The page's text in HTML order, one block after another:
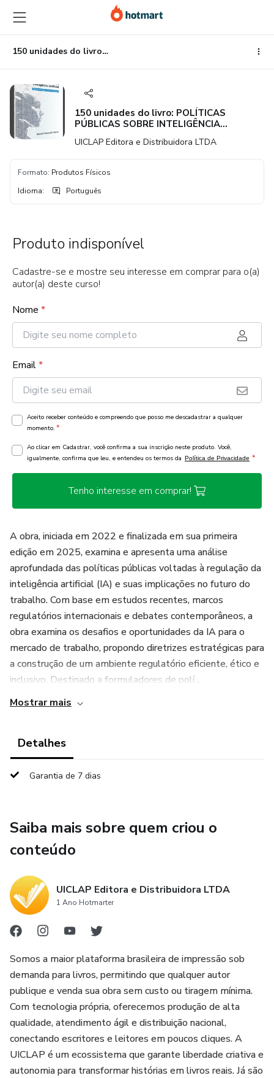
para
o
conteúdo
principal
para
o
pagamento
para
o
rodapé
150 unidades do livro: POLÍTICAS PÚBLICAS SOBRE INTELIGÊNCIA ARTIFICIAL
150 unidades do livro: POLÍTICAS
PÚBLICAS SOBRE INTELIGÊNCIA
UICLAP Editora e Distribuidora LTDA
Formato: Produtos Físicos
Idioma: Português
Produto indisponível
Cadastre-se e mostre seu interesse em comprar para o(a)
autor(a) deste curso!
Nome *
Email*
Aceito receber conteúdo e compreendo que posso me descadastrar a qualquer
momento. *
Ao clicar em Cadastrar, você confirma a sua inscrição neste produto. Você,
igualmente, confirma que leu, e entendeu os termos da Política de Privacidade *
Tenho interesse em comprar!
A obra, iniciada em 2022 e finalizada em sua primeira
edição em 2025, examina e apresenta uma análise
aprofundada das políticas públicas voltadas à regulação da
inteligência artificial (IA) e suas implicações no futuro do
trabalho. Com base em estudos recentes, marcos
regulatórios internacionais e debates contemporâneos, a
obra examina os desafios e oportunidades da IA para o
mercado de trabalho, propondo diretrizes estratégicas para
a construção de um ambiente regulatório eficiente, ético e
inclusivo. Destinado a formuladores de polí...
Mostrar mais
Detalhes
Garantia de 7 dias
Saiba mais sobre quem criou o
conteúdo
UICLAP Editora e Distribuidora LTDA
1 Ano Hotmarter
Somos a maior plataforma brasileira de impressão sob
demanda para livros, permitindo que qualquer autor
publique e venda sua obra sem custo ou tiragem mínima.
Com tecnologia própria, oferecemos produção de alta
qualidade, atendimento ágil e distribuição nacional,
conectando escritores e leitores em poucos cliques. A
UICLAP é um ecossistema que garante liberdade criativa e
autonomia para transformar histórias em livros reais. Já são